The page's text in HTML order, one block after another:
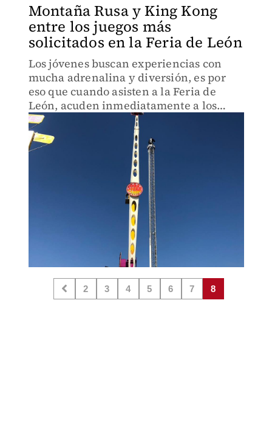
Montaña Rusa y King Kong
entre los juegos más
solicitados en la Feria de León
Los jóvenes buscan experiencias con
mucha adrenalina y diversión, es por
eso que cuando asisten a la Feria de
León, acuden inmediatamente a los
juegos mecánicos.
2 3 4 5 6 7 8